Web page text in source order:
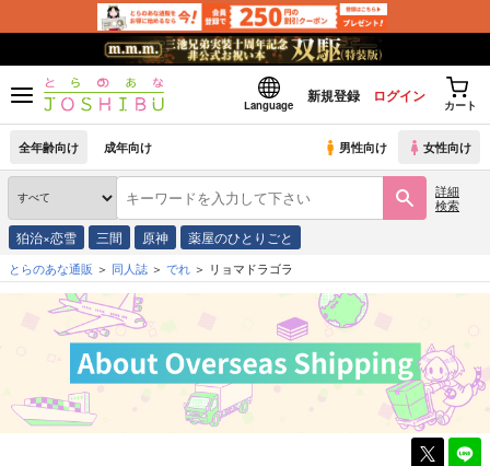
Language
新規登録 ログイン
カート
全年齢向け 成年向け 男性向け 女性向け
詳細
検索
狛治×恋雪 三間 原神 薬屋のひとりごと
とらのあな通販 同人誌 でれ リョマドラゴラ